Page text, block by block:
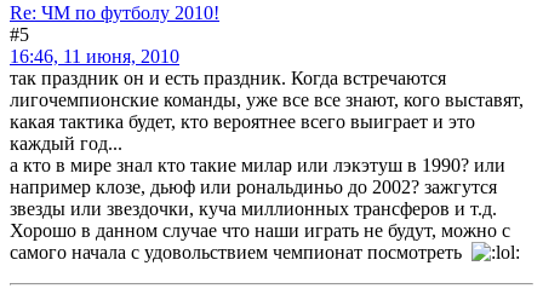
Re: ЧМ по футболу 2010!
#5
16:46, 11 июня, 2010
так праздник он и есть праздник. Когда встречаются
лигочемпионские команды, уже все все знают, кого выставят,
какая тактика будет, кто вероятнее всего выиграет и это
каждый год...
а кто в мире знал кто такие милар или лэкэтуш в 1990? или
например клозе, дьюф или рональдиньо до 2002? зажгутся
звезды или звездочки, куча миллионных трансферов и т.д.
Хорошо в данном случае что наши играть не будут, можно с
самого начала с удовольствием чемпионат посмотреть